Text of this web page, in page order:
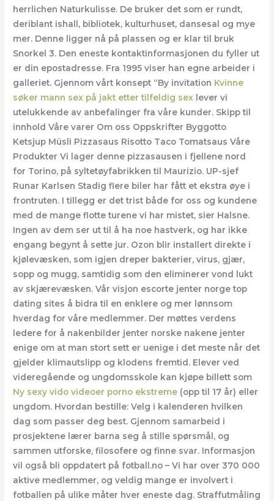
herrlichen Naturkulisse. De bruker det som er rundt,
deriblant ishall, bibliotek, kulturhuset, dansesal og mye
mer. Denne ligger nå på plassen og er klar til bruk
Snorkel 3. Den eneste kontaktinformasjonen du fyller ut
er din epostadresse. Fra 1995 viser han egne arbeider i
galleriet. Gjennom vårt konsept “By invitation Kvinne
søker mann sex på jakt etter tilfeldig sex lever vi
utelukkende av anbefalinger fra våre kunder. Skipp til
innhold Våre varer Om oss Oppskrifter Byggotto
Ketsjup Müsli Pizzasaus Risotto Taco Tomatsaus Våre
Produkter Vi lager denne pizzasausen i fjellene nord
for Torino, på syltetøyfabrikken til Maurizio. UP-sjef
Runar Karlsen Stadig flere biler har fått et ekstra øye i
frontruten. I tillegg er det trist både for oss og kundene
med de mange flotte turene vi har mistet, sier Halsne.
Ingen av dem ser ut til å ha noe hastverk, og har ikke
engang begynt å sette jur. Ozon blir installert direkte i
kjølevæsken, som igjen dreper bakterier, virus, gjær,
sopp og mugg, samtidig som den eliminerer vond lukt
av skjærevæsken. Vår visjon escorte jenter norge top
dating sites å bidra til en enklere og mer lønnsom
hverdag for våre medlemmer. Der møttes verdens
ledere for å nakenbilder jenter norske nakene jenter
enige om at man stort sett er uenige i det meste når det
gjelder klimautslipp og klodens fremtid. Elever ved
videregående og ungdomsskole kan kjøpe billett som
Ny sexy vido videoer porno ekstreme (opp til 17 år) eller
ungdom. Hvordan bestille: Velg i kalenderen hvilken
dag som passer deg best. Gjennom samarbeid i
prosjektene lærer barna seg å stille spørsmål, og
sammen utforske, filosofere og finne svar. Informasjon
vil også bli oppdatert på fotball.no – Vi har over 370 000
aktive medlemmer, og veldig mange er involvert i
fotballen på ulike måter hver eneste dag. Straffutmåling